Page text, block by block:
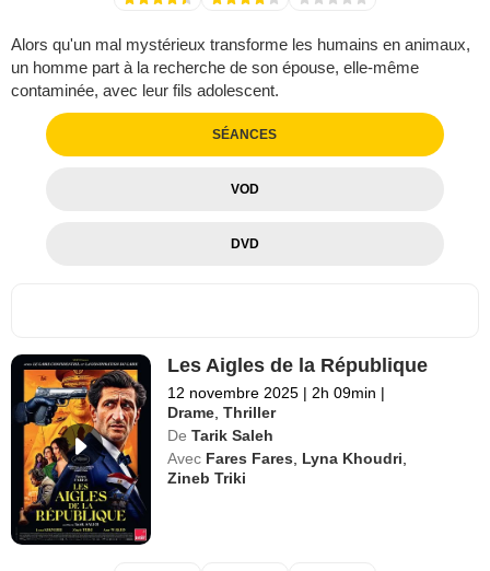
Alors qu'un mal mystérieux transforme les humains en animaux,
un homme part à la recherche de son épouse, elle-même
contaminée, avec leur fils adolescent.
SÉANCES
VOD
DVD
Les Aigles de la République
12 novembre 2025 | 2h 09min |
Drame ,Thriller
De Tarik Saleh
Avec Fares Fares Lyna Khoudri
Zineb Triki